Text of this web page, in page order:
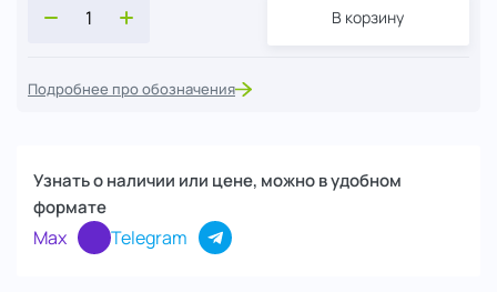
В корзину
Подробнее про обозначения
Узнать о наличии или цене, можно в удобном
формате
Max Telegram